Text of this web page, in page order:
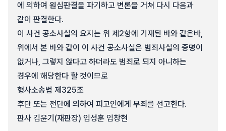
에 의하여 원심판결을 파기하고 변론을 거쳐 다시 다음과
같이 판결한다.
이 사건 공소사실의 요지는 위 제2항에 기재된 바와 같은바,
위에서 본 바와 같이 이 사건 공소사실은 범죄사실의 증명이
없거나, 그렇지 않다고 하더라도 범죄로 되지 아니하는
경우에 해당한다 할 것이므로
형사소송법 제325조
후단 또는 전단에 의하여 피고인에게 무죄를 선고한다.
판사 김윤기(재판장) 임성훈 임창현